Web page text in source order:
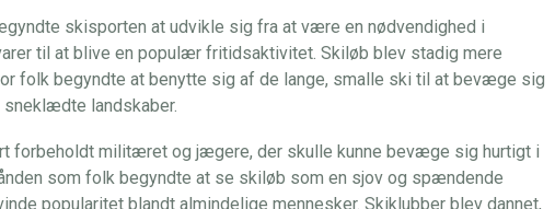
skisporten at udvikle sig fra at være en nødvendighed i
til at blive en populær fritidsaktivitet. Skiløb blev stadig mere
folk begyndte at benytte sig af de lange, smalle ski til at bevæge sig
landskaber.
forbeholdt militæret og jægere, der skulle kunne bevæge sig hurtigt i
som folk begyndte at se skiløb som en sjov og spændende
popularitet blandt almindelige mennesker. Skiklubber blev dannet,